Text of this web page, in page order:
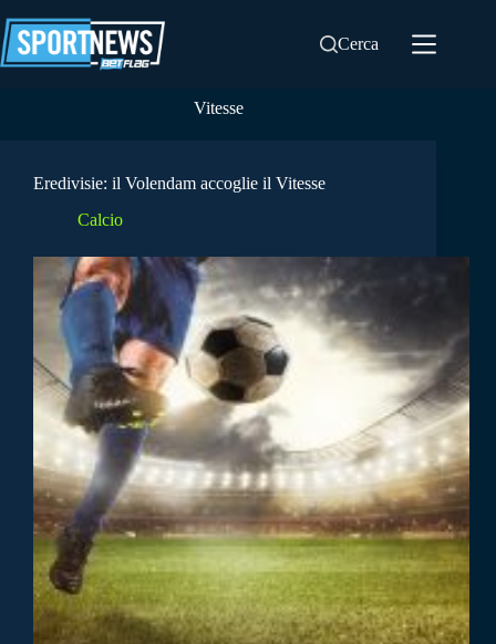
al
contenuto
Cerca
Vitesse
Eredivisie: il Volendam accoglie il Vitesse
Calcio